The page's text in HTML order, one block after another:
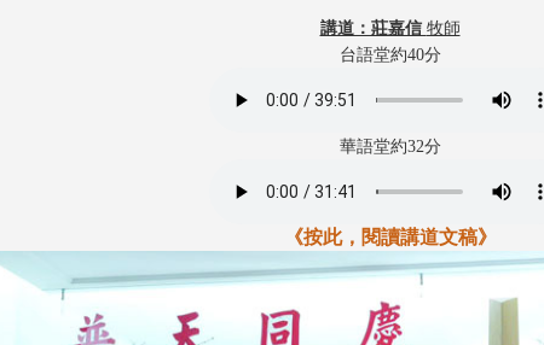
講道：莊嘉信 牧師
台語堂約40分
華語堂約32分
《按此，閱讀講道文稿》